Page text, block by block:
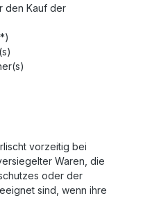
den Kauf der
vorzeitig bei
Waren, die
oder der
sind, wenn ihre